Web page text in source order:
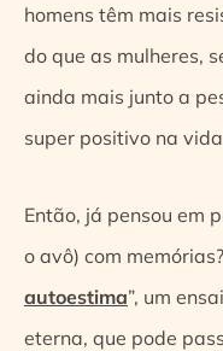
homens têm mais
do que as mulheres,
ainda mais junto a
super positivo na
Então, já pensou em
o avô) com
autoestima”, um
eterna, que pode